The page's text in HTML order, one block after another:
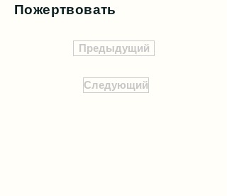
Пожертвовать
Предыдущий
Следующий